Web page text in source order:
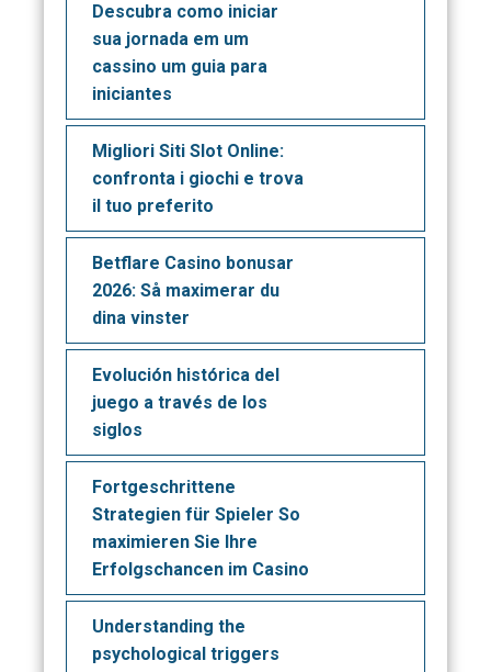
Descubra como iniciar
sua jornada em um
cassino um guia para
iniciantes
Migliori Siti Slot Online:
confronta i giochi e trova
il tuo preferito
Betflare Casino bonusar
2026: Så maximerar du
dina vinster
Evolución histórica del
juego a través de los
siglos
Fortgeschrittene
Strategien für Spieler So
maximieren Sie Ihre
Erfolgschancen im Casino
Understanding the
psychological triggers